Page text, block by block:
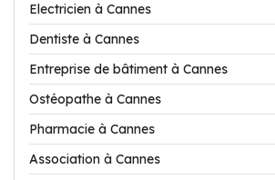
Electricien à Cannes
Dentiste à Cannes
Entreprise de bâtiment à Cannes
Ostéopathe à Cannes
Pharmacie à Cannes
Association à Cannes